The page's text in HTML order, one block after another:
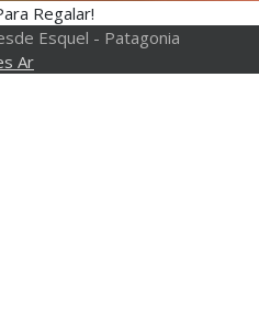
Regalar!
Esquel - Patagonia
Ar